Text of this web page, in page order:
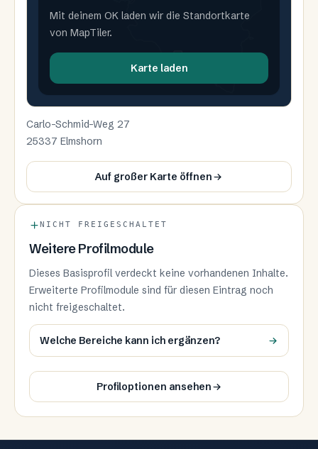
Mit deinem OK laden wir die Standortkarte
von MapTiler.
Karte laden
Carlo-Schmid-Weg 27
25337 Elmshorn
Auf großer Karte öffnen
NICHT FREIGESCHALTET
Weitere Profilmodule
Dieses Basisprofil verdeckt keine vorhandenen Inhalte.
Erweiterte Profilmodule sind für diesen Eintrag noch
nicht freigeschaltet.
Welche Bereiche kann ich ergänzen?
Profiloptionen ansehen